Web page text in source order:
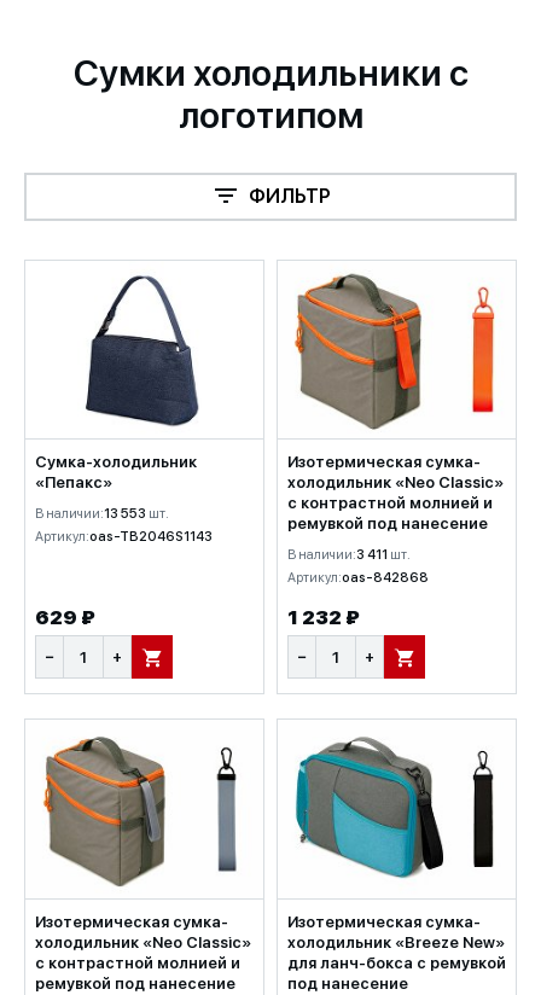
Сумки холодильники с
логотипом
ФИЛЬТР
Сумка-холодильник
«Пепакс»
В наличии:13 553 шт.
Артикул:oas-TB2046S1143
629 ₽
− + В КОРЗИНУ
Изотермическая сумка-
холодильник «Neo Classic»
c контрастной молнией и
ремувкой под нанесение
В наличии:3 411 шт.
Артикул:oas-842868
1 232 ₽
− + В КОРЗИНУ
Изотермическая сумка-
холодильник «Neo Classic»
c контрастной молнией и
ремувкой под нанесение
Изотермическая сумка-
холодильник «Breeze New»
для ланч-бокса с ремувкой
под нанесение